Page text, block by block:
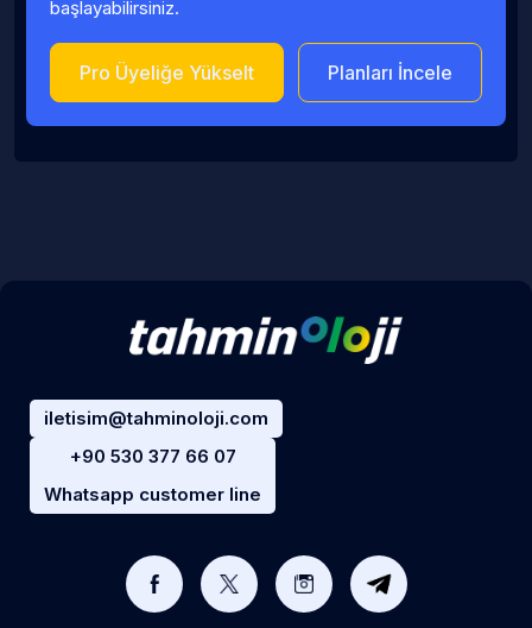
başlayabilirsiniz.
Pro Üyeliğe Yükselt Planları İncele
iletisim@tahminoloji.com
+90 530 377 66 07
Whatsapp customer line